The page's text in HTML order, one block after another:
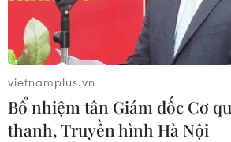
vietnamplus.vn
Bổ nhiệm tân Giám đốc Cơ
thanh, Truyền hình Hà Nội